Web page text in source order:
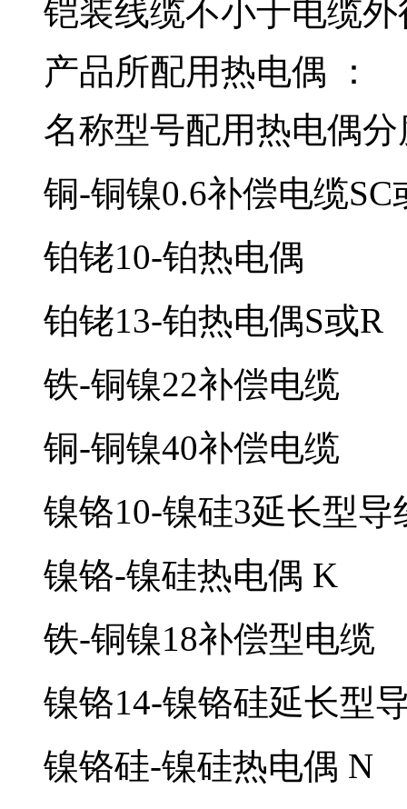
铠装线缆不小于电缆外
产品所配用热电偶 ：
名称型号配用热电偶分
铜-铜镍0.6补偿电缆SC
铂铑10-铂热电偶
铂铑13-铂热电偶S或R
铁-铜镍22补偿电缆
铜-铜镍40补偿电缆
镍铬10-镍硅3延长型导
镍铬-镍硅热电偶 K
铁-铜镍18补偿型电缆
镍铬14-镍铬硅延长型
镍铬硅-镍硅热电偶 N